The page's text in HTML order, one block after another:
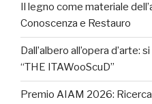
Il legno come materiale
Conoscenza e Restauro
Dall’albero all’opera
“THE ITAWooScuD”
Premio AIAM 2026: